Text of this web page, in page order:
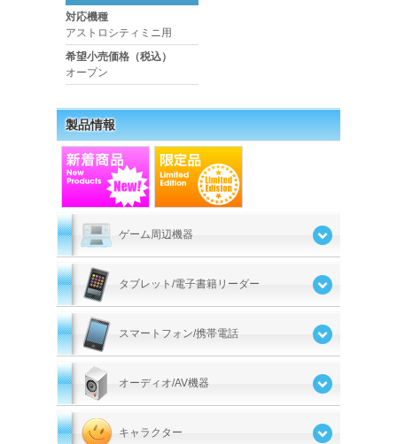
対応機種
アストロシティミニ用
希望小売価格（税込）
オープン
製品情報
ゲーム周辺機器
タブレット/電子書籍リーダー
スマートフォン/携帯電話
オーディオ/AV機器
キャラクター